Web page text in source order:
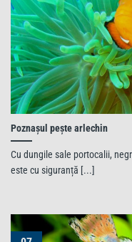
Poznașul pește arlechin
Cu dungile sale portocalii,
este cu siguranță [...]